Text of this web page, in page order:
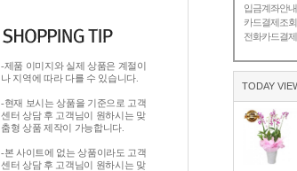
입금계좌안내
카드결제조회
전화카드결제
TODAY
-제품 이미지와 실제 상품은 계절이
나 지역에 따라 다를 수 있습니다.
-현재 보시는 상품을 기준으로 고객
센터 상담 후 고객님이 원하시는 맞
춤형 상품 제작이 가능합니다.
-본 사이트에 없는 상품이라도 고객
센터 상담 후 고객님이 원하시는 맞